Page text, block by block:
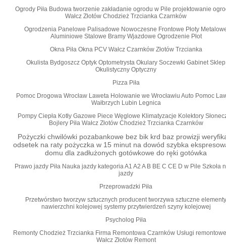
Ogrody Piła Budowa tworzenie zakładanie ogrodu w Pile projektowanie
Wałcz Złotów Chodzież Trzcianka Czarnków
Ogrodzenia Panelowe Palisadowe Nowoczesne Frontowe Płoty
Aluminiowe Stalowe Bramy Wjazdowe Ogrodzenie Płot
Okna Piła Okna PCV Wałcz Czarnków Złotów Trzcianka
Okulista Bydgoszcz Optyk Optometrysta Okulary Soczewki Gabinet Sklep
Okulistyczny Optyczny
Pizza Piła
Pomoc Drogowa Wrocław Laweta Holowanie we Wrocławiu Auto Pomoc
Wałbrzych Lubin Legnica
Pompy Ciepła Kotły Gazowe Piece Węglowe Klimatyzacje Kolektory
Bojlery Piła Wałcz Złotów Chodzież Trzcianka Czarnków
Pożyczki chwilówki pozabankowe bez bik krd baz prowizji
odsetek na raty pożyczka w 15 minut na dowód szybka
domu dla zadłużonych gotówkowe do ręki gotówka
Prawo jazdy Piła Nauka jazdy kategoria A1 A2 A B BE C CE D‎ w Pile Szkoła
jazdy
Przeprowadzki Piła
Przetwórstwo tworzyw sztucznych producent tworzywa sztuczne elementy
nawierzchni kolejowej systemy przytwierdzeń szyny kolejowej
Psycholog Piła
Remonty Chodzież Trzcianka Firma Remontowa Czarnków Usługi
Wałcz Złotów Remont